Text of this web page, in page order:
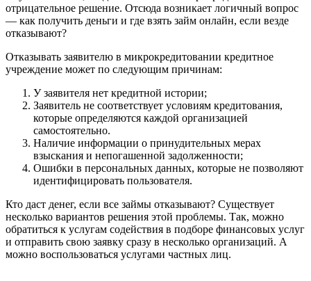
отрицательное решение. Отсюда возникает логичный вопрос
— как получить деньги и где взять займ онлайн, если везде
отказывают?
Отказывать заявителю в микрокредитовании кредитное
учреждение может по следующим причинам:
У заявителя нет кредитной истории;
Заявитель не соответствует условиям кредитования,
которые определяются каждой организацией
самостоятельно.
Наличие информации о принудительных мерах
взыскания и непогашенной задолженности;
Ошибки в персональных данных, которые не позволяют
идентифицировать пользователя.
Кто даст денег, если все займы отказывают? Существует
несколько вариантов решения этой проблемы. Так, можно
обратиться к услугам содействия в подборе финансовых услуг
и отправить свою заявку сразу в несколько организаций. А
можно воспользоваться услугами частных лиц.